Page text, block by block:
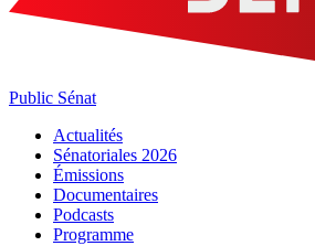
Public Sénat
Actualités
Sénatoriales 2026
Émissions
Documentaires
Podcasts
Programme